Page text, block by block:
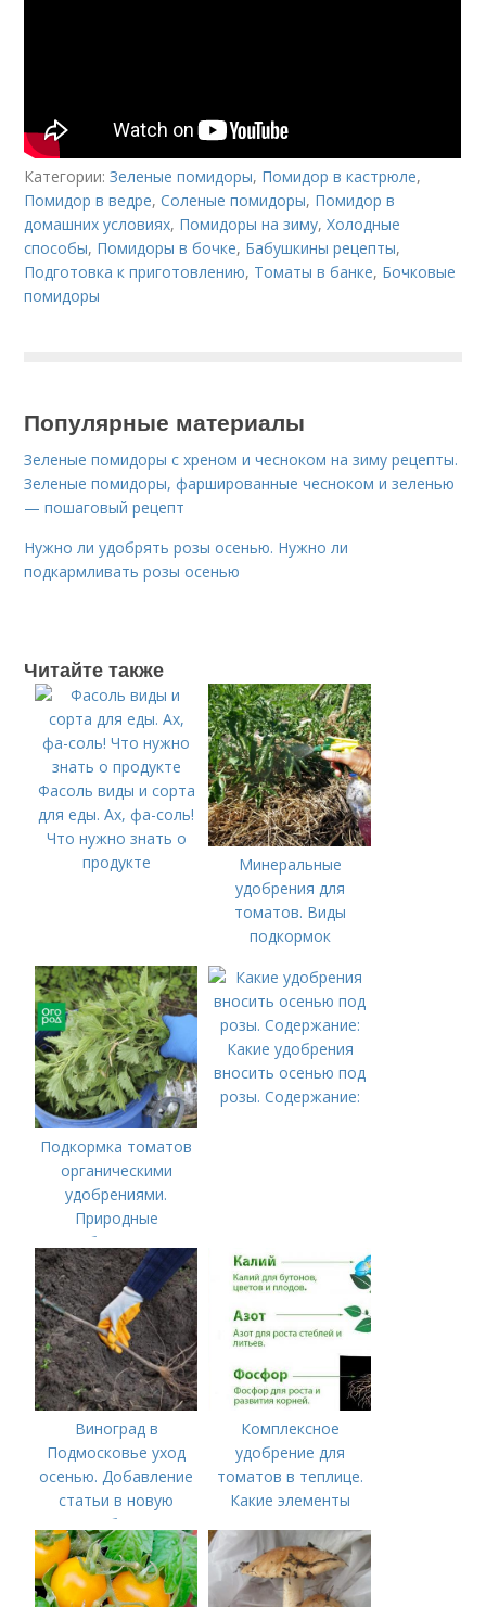
Категории:Зеленые помидоры, Помидор в кастрюле,
Помидор в ведре,Соленые помидоры, Помидор в
домашних условиях, Помидоры на зиму,Холодные
способы, Помидоры в бочке, Бабушкины рецепты,
Подготовка к приготовлению, Томаты в банке, Бочковые
помидоры
Популярные материалы
Зеленые помидоры с хреном и чесноком на зиму рецепты.
Зеленые помидоры, фаршированные чесноком и зеленью
— пошаговый рецепт
Нужно ли удобрять розы осенью. Нужно ли
подкармливать розы осенью
Читайте также
Фасоль виды и сорта
для еды. Ах, фа-соль!
Что нужно знать о
продукте
Минеральные
удобрения для
томатов. Виды
подкормок
Подкормка томатов
органическими
удобрениями.
Природные
удобрения для
подкормки "по листу"
Какие удобрения
вносить осенью под
розы. Содержание:
Виноград в
Подмосковье уход
осенью. Добавление
статьи в новую
подборку
Комплексное
удобрение для
томатов в теплице.
Какие элементы
особенности их
внесения